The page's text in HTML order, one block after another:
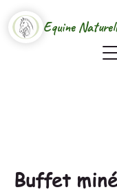
Equine
Buffet